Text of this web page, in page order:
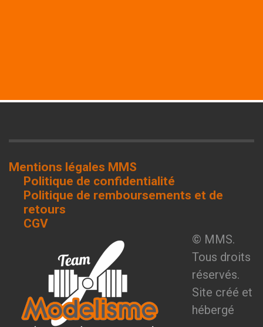
Mentions légales MMS
Politique de confidentialité
Politique de remboursements et de
retours
CGV
© MMS.
Tous droits
réservés.
Site créé et
hébergé